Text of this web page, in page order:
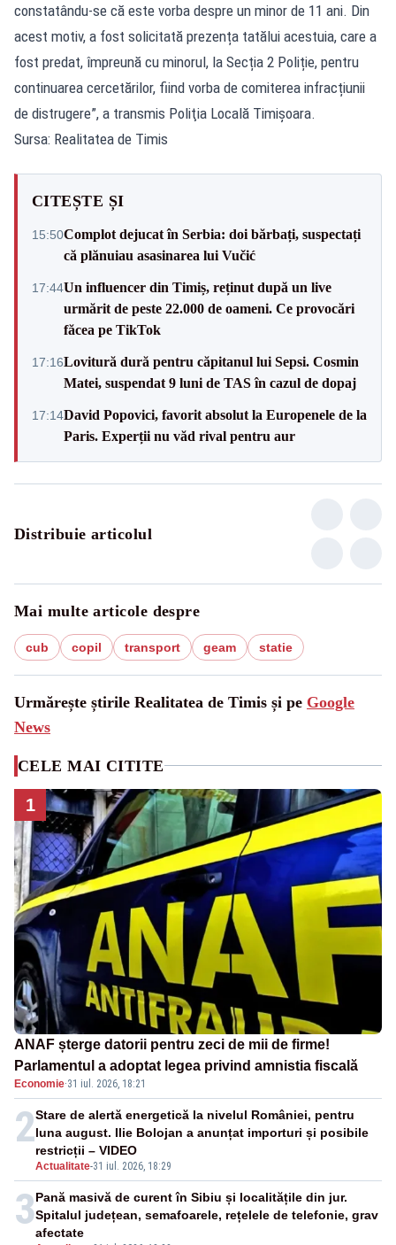
constatându-se că este vorba despre un minor de 11 ani. Din
acest motiv, a fost solicitată prezența tatălui acestuia, care a
fost predat, împreună cu minorul, la Secția 2 Poliție, pentru
continuarea cercetărilor, fiind vorba de comiterea infracțiunii
de distrugere”, a transmis Poliţia Locală Timişoara.
Sursa: Realitatea de Timis
CITEȘTE ȘI
15:50Complot dejucat în Serbia: doi bărbați, suspectați
că plănuiau asasinarea lui Vučić
17:44Un influencer din Timiș, reținut după un live
urmărit de peste 22.000 de oameni. Ce provocări
făcea pe TikTok
17:16Lovitură dură pentru căpitanul lui Sepsi. Cosmin
Matei, suspendat 9 luni de TAS în cazul de dopaj
17:14David Popovici, favorit absolut la Europenele de la
Paris. Experții nu văd rival pentru aur
Distribuie articolul
Mai multe articole despre
cub copil transport geam statie
Urmărește știrile Realitatea de Timis și pe Google
News
CELE MAI CITITE
1
ANAF șterge datorii pentru zeci de mii de firme!
Parlamentul a adoptat legea privind amnistia fiscală
Economie·31 iul. 2026, 18:21
2
Actualitate-31 iul. 2026, 18:29
Stare de alertă energetică la nivelul României, pentru
luna august. Ilie Bolojan a anunțat importuri și posibile
restricții – VIDEO
3Pană masivă de curent în Sibiu și localitățile din jur.
Spitalul județean, semafoarele, rețelele de telefonie, grav
afectate